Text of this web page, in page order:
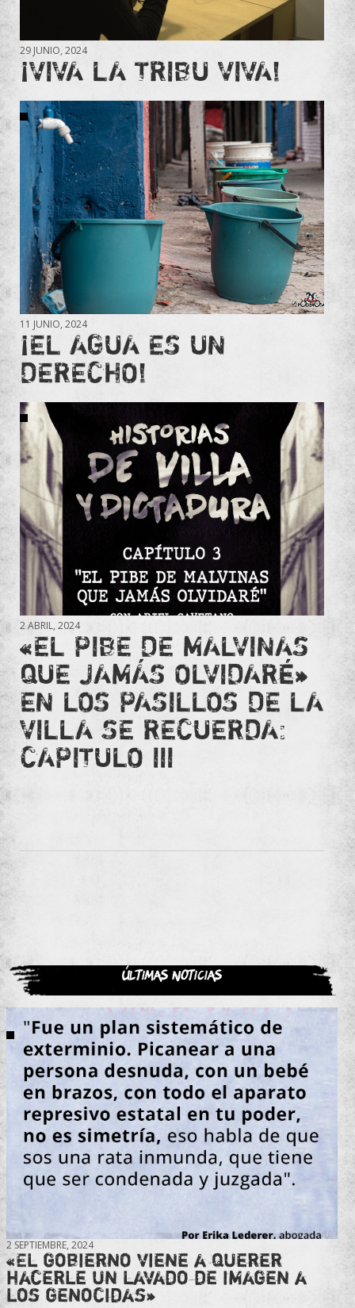
29 JUNIO, 2024
¡VIVA LA TRIBU VIVA!
11 JUNIO, 2024
¡EL AGUA ES UN
DERECHO!
2 ABRIL, 2024
«EL PIBE DE MALVINAS
QUE JAMÁS OLVIDARÉ»
EN LOS PASILLOS DE LA
VILLA SE RECUERDA:
CAPITULO III
Últimas noticias
2 SEPTIEMBRE, 2024
«El gobierno viene a querer
hacerle un lavado de imagen a
los genocidas»